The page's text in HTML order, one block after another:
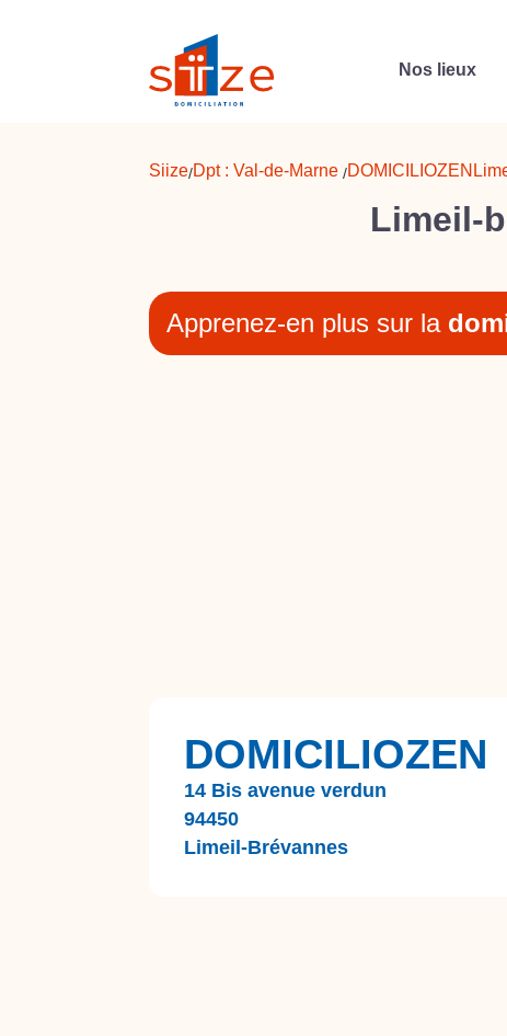
Nos lieux
Siize/Dpt : Val-de-Marne /DOMICILIOZEN
Limeil-
Apprenez-en plus sur la
DOMICILIOZEN
14 Bis avenue verdun
94450
Limeil-Brévannes